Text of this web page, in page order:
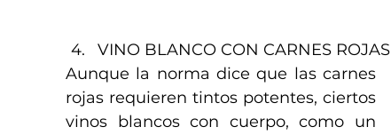
VINO BLANCO CON CARNES ROJAS
Aunque la norma dice que las carnes
rojas requieren tintos potentes, ciertos
vinos blancos con cuerpo, como un